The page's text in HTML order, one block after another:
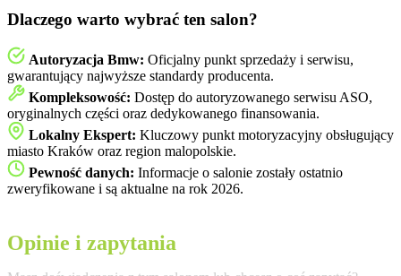
Dlaczego warto wybrać ten salon?
Autoryzacja Bmw: Oficjalny punkt sprzedaży i serwisu,
gwarantujący najwyższe standardy producenta.
Kompleksowość: Dostęp do autoryzowanego serwisu ASO,
oryginalnych części oraz dedykowanego finansowania.
Lokalny Ekspert: Kluczowy punkt motoryzacyjny obsługujący
miasto Kraków oraz region malopolskie.
Pewność danych: Informacje o salonie zostały ostatnio
zweryfikowane i są aktualne na rok 2026.
Opinie i zapytania